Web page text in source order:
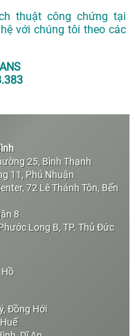
thuật công chứng tại
với chúng tôi theo các
25, Bình Thạnh
11, Phú Nhuận
72 Lê Thánh Tôn, Bến
8
Long B, TP. Thủ Đức
Hồ
Đồng Hới